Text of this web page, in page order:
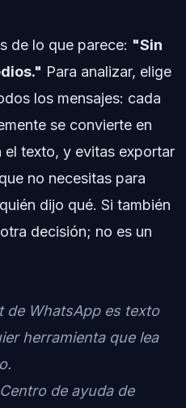
de lo que parece: "Sin
Para analizar, elige
los mensajes: cada
se convierte en
el texto, y evitas exportar
no necesitas para
dijo qué. Si también
decisión; no es un
de WhatsApp es texto
herramienta que lea
de ayuda de